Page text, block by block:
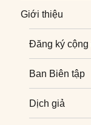
Giới thiệu
Đăng ký cộng
Ban Biên tập
Dịch giả